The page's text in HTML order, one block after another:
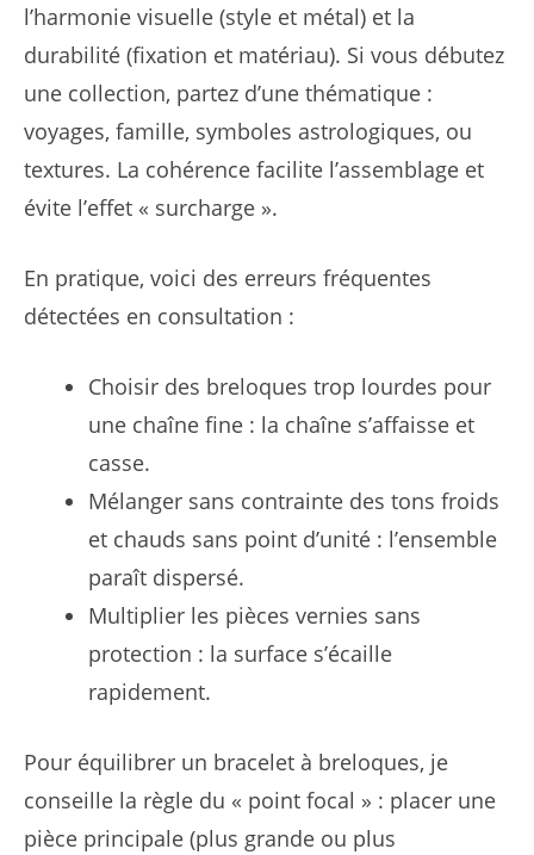
l’harmonie visuelle (style et métal) et la
durabilité (fixation et matériau). Si vous débutez
une collection, partez d’une thématique :
voyages, famille, symboles astrologiques, ou
textures. La cohérence facilite l’assemblage et
évite l’effet « surcharge ».
En pratique, voici des erreurs fréquentes
détectées en consultation :
Choisir des breloques trop lourdes pour
une chaîne fine : la chaîne s’affaisse et
casse.
Mélanger sans contrainte des tons froids
et chauds sans point d’unité : l’ensemble
paraît dispersé.
Multiplier les pièces vernies sans
protection : la surface s’écaille
rapidement.
Pour équilibrer un bracelet à breloques, je
conseille la règle du « point focal » : placer une
pièce principale (plus grande ou plus